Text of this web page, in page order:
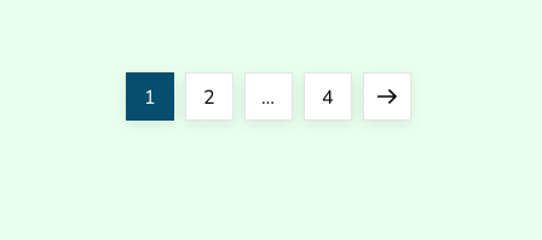
Page
1 Page
2 … Page
4
Next